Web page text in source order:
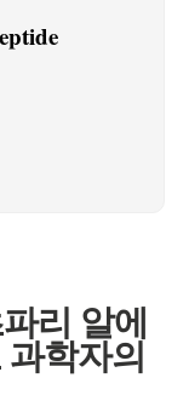
리 알에
학자의